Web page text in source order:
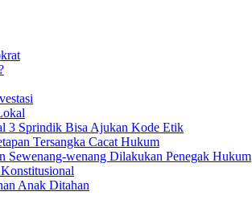
3 Sprindik Bisa Ajukan Kode Etik
Tersangka Cacat Hukum
Sewenang-wenang Dilakukan Penegak Hukum
Anak Ditahan